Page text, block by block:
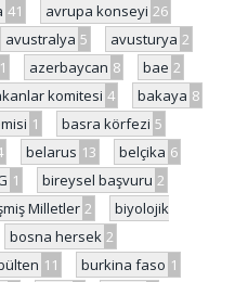
41 avrupa konseyi 26
avustralya 5 avusturya 2
1 azerbaycan 8 bae 2
komitesi 4 bakaya 8
1 basra körfezi 5
belarus 13 belçika 6
1 bireysel başvuru 2
Milletler 2
biyolojik
bosna hersek 2
11 burkina faso 1